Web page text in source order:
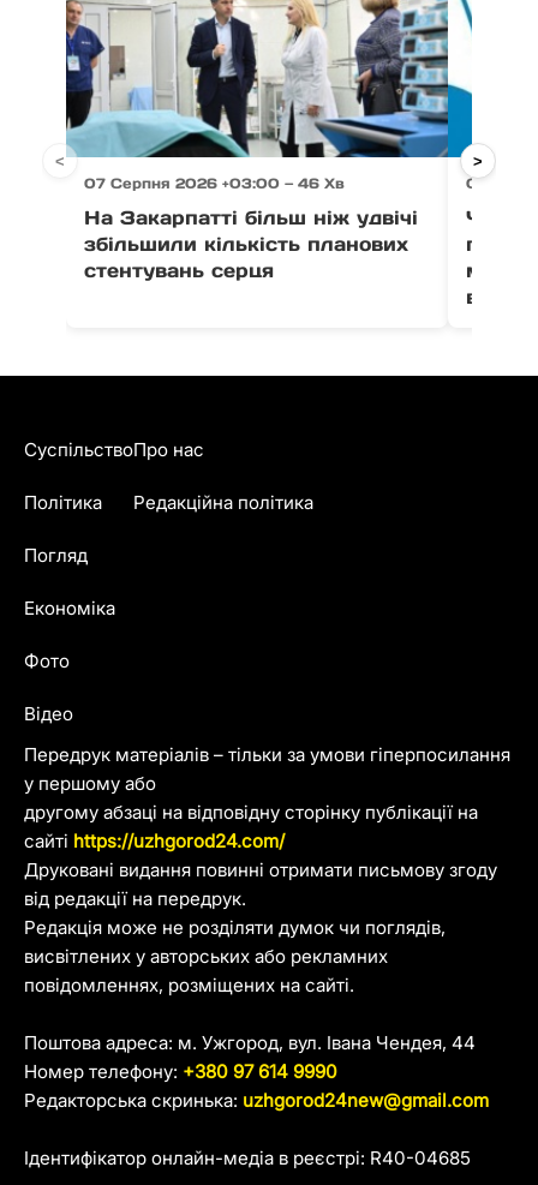
07 Серпня 2026 +03:00 — 46 Хв
На Закарпатті більш ніж удвічі
збільшили кількість планових
стентувань серця
07
Через
води
< >
Передрук матеріалів – тільки за умови гіперпосилання
у першому або
другому абзаці на відповідну сторінку публікації на
сайті https://uzhgorod24.com/
Друковані видання повинні отримати письмову згоду
від редакції на передрук.
Редакція може не розділяти думок чи поглядів,
висвітлених у авторських або рекламних
повідомленнях, розміщених на сайті.
Поштова адреса: м. Ужгород, вул. Івана Чендея, 44
Номер телефону: +380 97 614 9990
Редакторська скринька: uzhgorod24new@gmail.com
Ідентифікатор онлайн-медіа в реєстрі: R40-04685
Суспільство
Політика
Погляд
Економіка
Фото
Відео
Про нас
Редакційна політика